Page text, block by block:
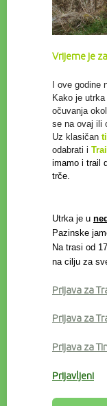
Vrijeme je
I ove godine
Kako je
očuvanja
se na ovaj ili
Uz klasičan
odabrati i
imamo i trail
trče.
Utrka je u
Pazinske
Na trasi od
na cilju za
Prijava za
Prijava za
Prijava za
Prijavljeni